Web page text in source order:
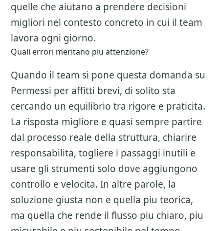
quelle che aiutano a prendere decisioni
migliori nel contesto concreto in cui il team
lavora ogni giorno.
Quali errori meritano piu attenzione?
Quando il team si pone questa domanda su
Permessi per affitti brevi, di solito sta
cercando un equilibrio tra rigore e praticita.
La risposta migliore e quasi sempre partire
dal processo reale della struttura, chiarire
responsabilita, togliere i passaggi inutili e
usare gli strumenti solo dove aggiungono
controllo e velocita. In altre parole, la
soluzione giusta non e quella piu teorica,
ma quella che rende il flusso piu chiaro, piu